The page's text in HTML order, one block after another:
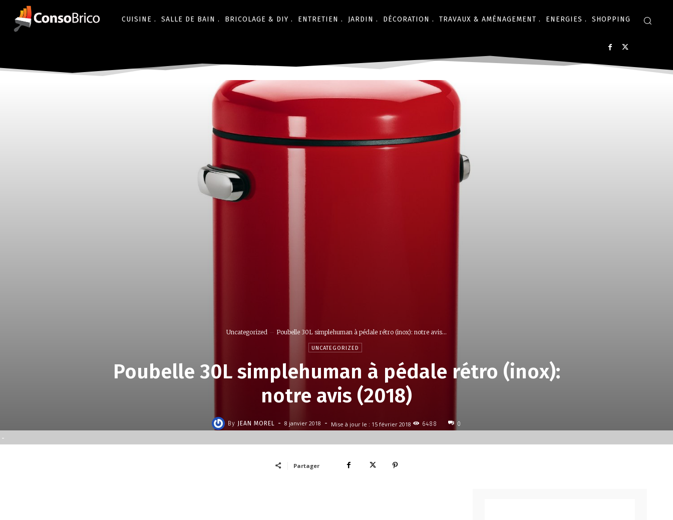
CUISINE . SALLE DE BAIN . BRICOLAGE & DIY . ENTRETIEN . JARDIN . DÉCORATION . TRAVAUX & AMÉNAGEMENT . ENERGIES . SHOPPING
-
Uncategorized Poubelle 30L simplehuman à pédale rétro (inox): notre avis...
UNCATEGORIZED
Poubelle 30L simplehuman à pédale rétro (inox):
notre avis (2018)
By JEAN MOREL - 8 janvier 2018 - Mise à jour le : 15 février 2018 6488 0
Partager